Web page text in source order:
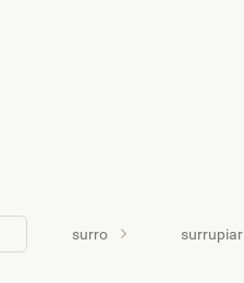
surro surrupiar